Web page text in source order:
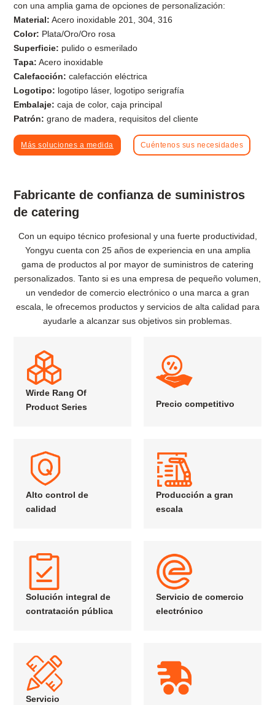
con una amplia gama de opciones de personalización:
Material: Acero inoxidable 201, 304, 316
Color: Plata/Oro/Oro rosa
Superficie: pulido o esmerilado
Tapa: Acero inoxidable
Calefacción: calefacción eléctrica
Logotipo: logotipo láser, logotipo serigrafía
Embalaje: caja de color, caja principal
Patrón: grano de madera, requisitos del cliente
Más soluciones a medida Cuéntenos sus necesidades
Fabricante de confianza de suministros
de catering
Con un equipo técnico profesional y una fuerte productividad,
Yongyu cuenta con 25 años de experiencia en una amplia
gama de productos al por mayor de suministros de catering
personalizados. Tanto si es una empresa de pequeño volumen,
un vendedor de comercio electrónico o una marca a gran
escala, le ofrecemos productos y servicios de alta calidad para
ayudarle a alcanzar sus objetivos sin problemas.
Wirde Rang Of
Product Series
Precio competitivo
Alto control de
calidad
Producción a gran
escala
Solución integral de
contratación pública
Servicio de comercio
electrónico
Servicio